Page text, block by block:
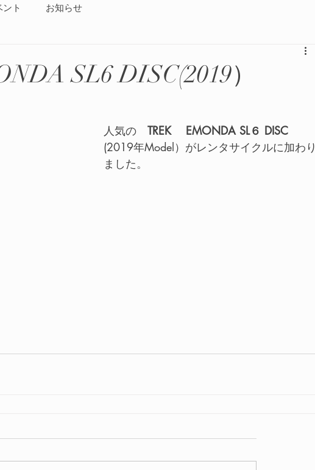
ント お知らせ
SL6 DISC(2019）
人気の TREK　 EMONDA SL６ DISC
(2019年Model）がレンタサイクルに加わり
ました。